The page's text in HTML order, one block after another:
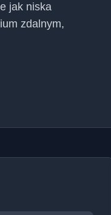
jak niska
zdalnym,